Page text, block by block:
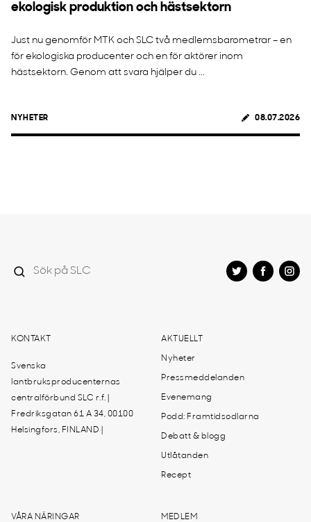
ekologisk produktion och hästsektorn
Just nu genomför MTK och SLC två medlemsbarometrar – en
för ekologiska producenter och en för aktörer inom
hästsektorn. Genom att svara hjälper du ...
NYHETER 08.07.2026
KONTAKT
Svenska
lantbruksproducenternas
centralförbund SLC r.f. |
Fredriksgatan 61 A 34, 00100
Helsingfors, FINLAND |
AKTUELLT
Nyheter
Pressmeddelanden
Evenemang
Podd: Framtidsodlarna
Debatt & blogg
Utlåtanden
Recept
VÅRA NÄRINGAR MEDLEM